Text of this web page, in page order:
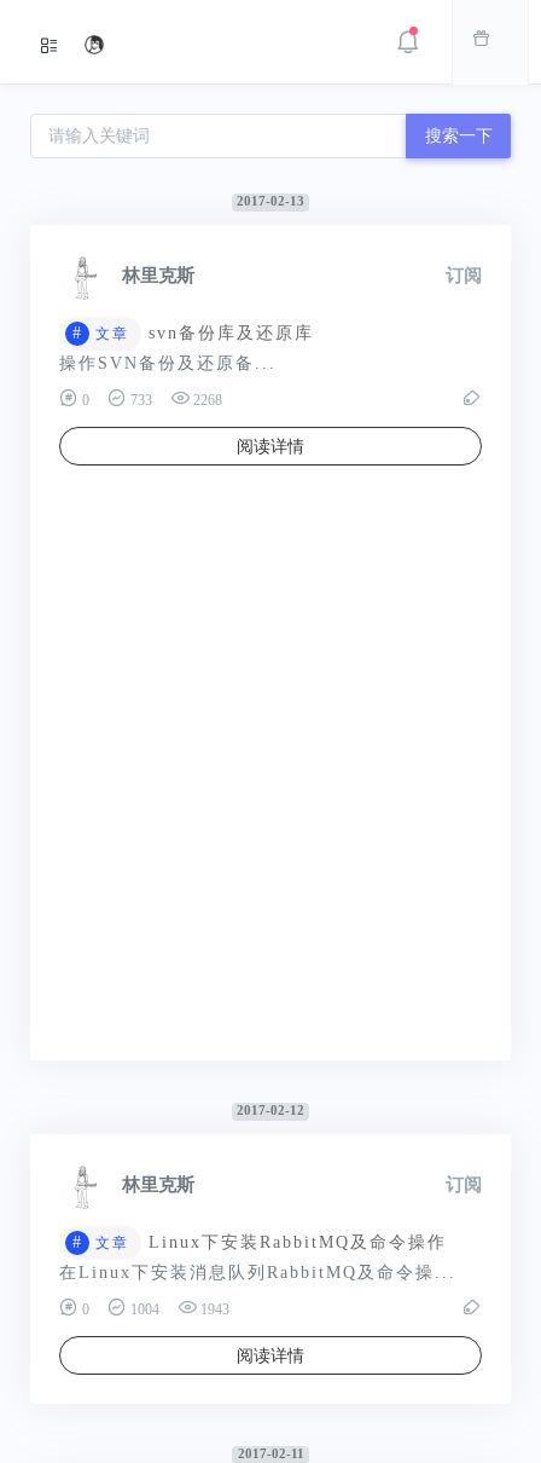
搜索一下
2017-02-13
林里克斯 订阅
# 文章
svn备份库及还原库
操作SVN备份及还原备...
0 733 2268
阅读详情
2017-02-12
林里克斯 订阅
# 文章
Linux下安装RabbitMQ及命令操作
在Linux下安装消息队列RabbitMQ及命令操...
0 1004 1943
阅读详情
2017-02-11